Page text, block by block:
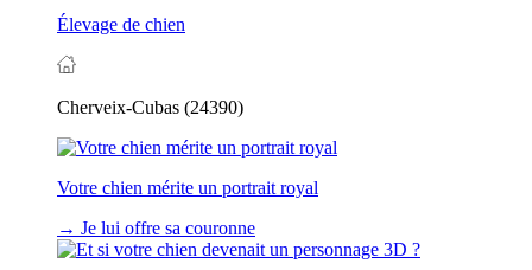
Élevage de chien
Cherveix-Cubas (24390)
Votre chien mérite un portrait royal
→ Je lui offre sa couronne